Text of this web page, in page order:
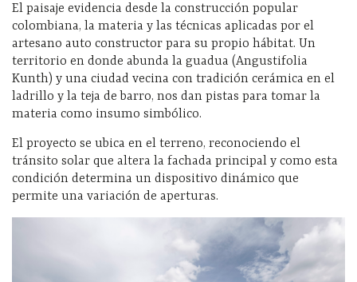
El paisaje evidencia desde la construcción popular
colombiana, la materia y las técnicas aplicadas por el
artesano auto constructor para su propio hábitat. Un
territorio en donde abunda la guadua (Angustifolia
Kunth) y una ciudad vecina con tradición cerámica en el
ladrillo y la teja de barro, nos dan pistas para tomar la
materia como insumo simbólico.
El proyecto se ubica en el terreno, reconociendo el
tránsito solar que altera la fachada principal y como esta
condición determina un dispositivo dinámico que
permite una variación de aperturas.